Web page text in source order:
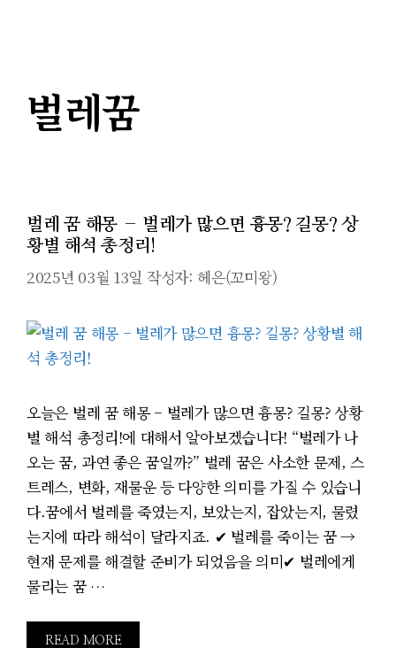
벌레꿈
벌레 꿈 해몽 – 벌레가 많으면 흉몽? 길몽? 상
황별 해석 총정리!
2025년 03월 13일 작성자: 헤은(꼬미왕)
오늘은 벌레 꿈 해몽 – 벌레가 많으면 흉몽? 길몽? 상황
별 해석 총정리!에 대해서 알아보겠습니다! “벌레가 나
오는 꿈, 과연 좋은 꿈일까?” 벌레 꿈은 사소한 문제, 스
트레스, 변화, 재물운 등 다양한 의미를 가질 수 있습니
다.꿈에서 벌레를 죽였는지, 보았는지, 잡았는지, 물렸
는지에 따라 해석이 달라지죠. ✔ 벌레를 죽이는 꿈 →
현재 문제를 해결할 준비가 되었음을 의미✔ 벌레에게
물리는 꿈 …
READ MORE